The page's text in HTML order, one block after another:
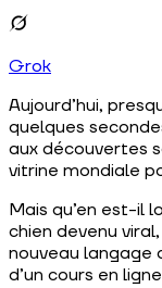
Grok
Aujourd’hui,
quelques
aux découvertes
vitrine mondiale
Mais qu’en est-il
chien devenu
nouveau langage
d’un cours en